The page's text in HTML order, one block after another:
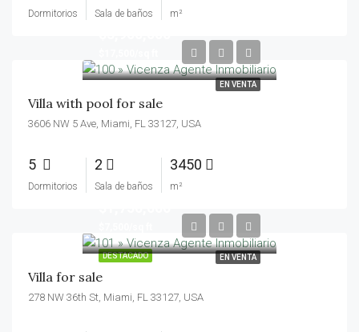
Dormitorios Sala de baños m²
EN VENTA
Villa with pool for sale
3606 NW 5 Ave, Miami, FL 33127, USA
5
Dormitorios
2
Sala de baños
3450
m²
DESTACADO EN VENTA
Villa for sale
278 NW 36th St, Miami, FL 33127, USA